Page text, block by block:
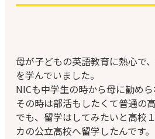
母が子どもの英語教育に熱心で
を学んでいました。
NICも中学生の時から母に勧めら
その時は部活もしたくて普通の高
でも、留学はしてみたいと高校
カの公立高校へ留学したんです。